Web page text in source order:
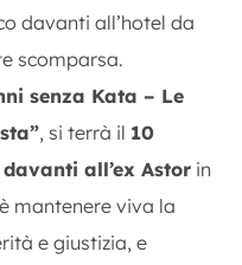
davanti all’hotel da
scomparsa.
senza Kata – Le
, si terrà il 10
all’ex Astor in
mantenere viva la
e giustizia, e